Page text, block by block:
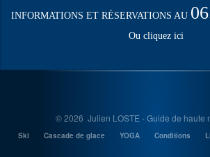
INFORMATIONS ET RÉSERVATIONS AU
Ou cliquez ici
© 2026 Julien LOSTE - Guide de haute
Ski Cascade de glace YOGA Conditions